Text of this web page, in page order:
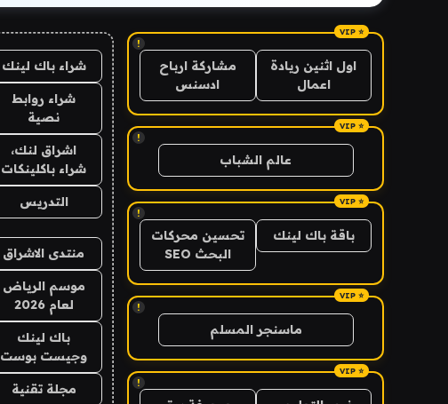
!
اول اثنين ريادة
اعمال
مشاركة ارباح
ادسنس
!
عالم الشباب
!
باقة باك لينك
تحسين محركات
البحث SEO
!
ماسنجر المسلم
!
شراء باك لينك
شراء روابط
نصية
اشراق لنك،
شراء باكلينكات
التدريس
منتدى الاشراق
موسم الرياض
لعام 2026
باك لينك
وجيست بوست
مجلة تقنية